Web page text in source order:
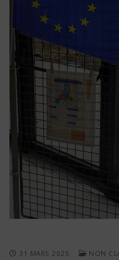
31 MARS 2025 NON